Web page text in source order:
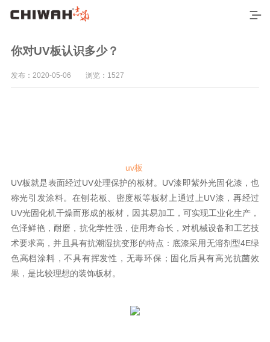
首页
最新产品
空间应用
营销网络
你对UV板认识多少？
发布：2020-05-06 浏览：1527
uv板
UV板就是表面经过UV处理保护的板材。UV漆即紫外光固化漆，也
称光引发涂料。在刨花板、密度板等板材上通过上UV漆，再经过
UV光固化机干燥而形成的板材，因其易加工，可实现工业化生产，
色泽鲜艳，耐磨，抗化学性强，使用寿命长，对机械设备和工艺技
术要求高，并且具有抗潮湿抗变形的特点：底漆采用无溶剂型4E绿
色高档涂料，不具有挥发性，无毒环保；固化后具有高光抗菌效
果，是比较理想的装饰板材。